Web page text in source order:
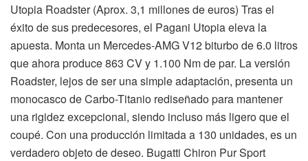
Utopia Roadster (Aprox. 3,1 millones de euros) Tras el
éxito de sus predecesores, el Pagani Utopia eleva la
apuesta. Monta un Mercedes-AMG V12 biturbo de 6.0 litros
que ahora produce 863 CV y 1.100 Nm de par. La versión
Roadster, lejos de ser una simple adaptación, presenta un
monocasco de Carbo-Titanio rediseñado para mantener
una rigidez excepcional, siendo incluso más ligero que el
coupé. Con una producción limitada a 130 unidades, es un
verdadero objeto de deseo. Bugatti Chiron Pur Sport